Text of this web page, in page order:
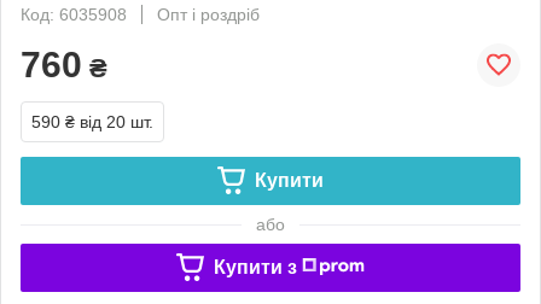
Код: 6035908
Опт і роздріб
760 ₴
590 ₴ від 20 шт.
Купити
або
Купити з